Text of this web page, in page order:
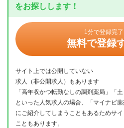
をお探しします！
1分で登録完了
無料で登録
サイト上では公開していない
求人（非公開求人）もあります
「高年収かつ転勤なしの調剤薬局」「
といった人気求人の場合、「マイナビ
にご紹介してしまうこともあるためサ
こともあります。